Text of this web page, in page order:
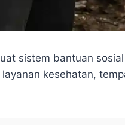
sistem bantuan
kesehatan,